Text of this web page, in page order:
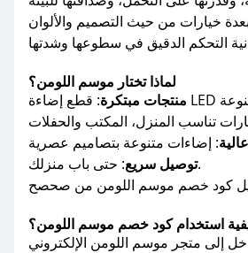
بعدة خيارات من حيث التصميم والألوان
لماذا تختار موسم اللومن؟
منتجات مبتكرة
توصيل سريع: حتى باب منزلك.
استخدام كود خصم موسم اللومن؟